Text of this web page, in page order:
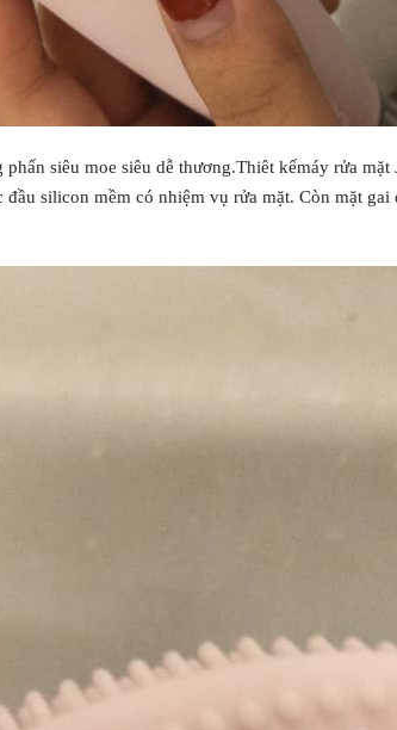
siêu moe siêu dễ thương.Thiêt kếmáy rửa mặt
silicon mềm có nhiệm vụ rửa mặt. Còn mặt gai